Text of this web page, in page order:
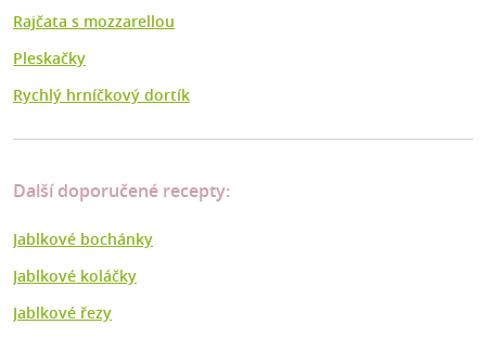
Rajčata s mozzarellou
Pleskačky
Rychlý hrníčkový dortík
Další doporučené recepty:
Jablkové bochánky
Jablkové koláčky
Jablkové řezy